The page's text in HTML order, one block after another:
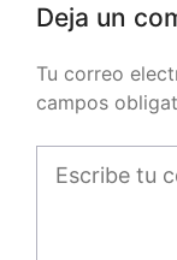
Deja un
Tu correo
campos
Comentario